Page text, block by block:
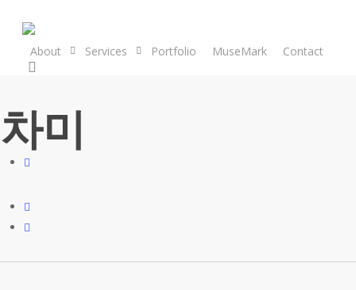
content
About Services Portfolio MuseMark Contact
차미